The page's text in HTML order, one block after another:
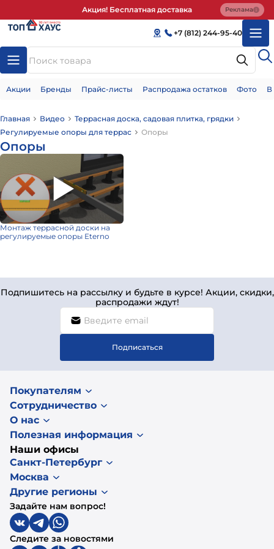
Акция! Бесплатная доставка Реклама
+7 (812) 244-95-40
Акции Бренды Прайс-листы Распродажа остатков Фото
Главная Видео
Террасная доска, садовая плитка, грядки
Регулируемые опоры для террас
Опоры
Опоры
Монтаж террасной доски на
регулируемые опоры Eterno
Подпишитесь на рассылку и будьте в курсе! Акции, скидки,
распродажи ждут!
Подписаться
Покупателям
Сотрудничество
О нас
Полезная информация
Наши офисы
Санкт-Петербург
Москва
Другие регионы
Задайте нам вопрос!
Следите за новостями